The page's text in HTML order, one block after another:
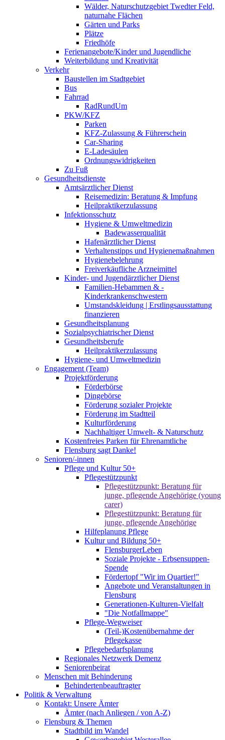
Wälder, Naturschutzgebiet Twedter Feld,
naturnahe Flächen
Gärten und Parks
Plätze
Friedhöfe
Ferienangebote/Kinder und Jugendliche
Weiterbildung und Kreativität
Verkehr
Baustellen im Stadtgebiet
Bus
Fahrrad
RadRundUm
PKW/KFZ
Parken
KFZ-Zulassung & Führerschein
Car-Sharing
E-Ladesäulen
Ordnungswidrigkeiten
Zu Fuß
Gesundheitsdienste
Amtsärztlicher Dienst
Reisemedizin: Beratung & Impfung
Heilpraktikerzulassung
Infektionsschutz
Hygiene & Umweltmedizin
Badewasserqualität
Hafenärztlicher Dienst
Verhaltenstipps und Hygienemaßnahmen
Hygienebelehrung
Freiverkäufliche Arzneimittel
Kinder- und Jugendärztlicher Dienst
Familien-Hebammen & -
Kinderkrankenschwestern
Umstandskleidung | Erstlingsausstattung
finanzieren
Gesundheitsplanung
Sozialpsychiatrischer Dienst
Gesundheitsberufe
Heilpraktikerzulassung
Hygiene- und Umweltmedizin
Engagement (Team)
Projektförderung
Förderbörse
Dingebörse
Förderung sozialer Projekte
Förderung im Stadtteil
Kulturförderung
Nachhaltiger Umwelt- & Naturschutz
Kostenfreies Parken für Ehrenamtliche
Flensburg sagt Danke!
Senioren/-innen
Pflege und Kultur 50+
Pflegestützpunkt
Pflegestützpunkt: Beratung für
junge, pflegende Angehörige (young
carer)
Pflegestützpunkt: Beratung für
junge, pflegende Angehörige
Hilfeplanung Pflege
Kultur und Bildung 50+
FlensburgerLeben
Soziale Projekte - Erbsensuppen-
Spende
Fördertopf "Wir im Quartier!"
Angebote und Veranstaltungen in
Flensburg
Generationen-Kulturen-Vielfalt
"Die Notfallmappe"
Pflege-Wegweiser
(Teil-)Kostenübernahme der
Pflegekasse
Pflegebedarfsplanung
Regionales Netzwerk Demenz
Seniorenbeirat
Menschen mit Behinderung
Behindertenbeauftragter
Politik & Verwaltung
Kontakt: Unsere Ämter
Ämter (nach Anliegen / von A-Z)
Flensburg & Themen
Stadtbild im Wandel